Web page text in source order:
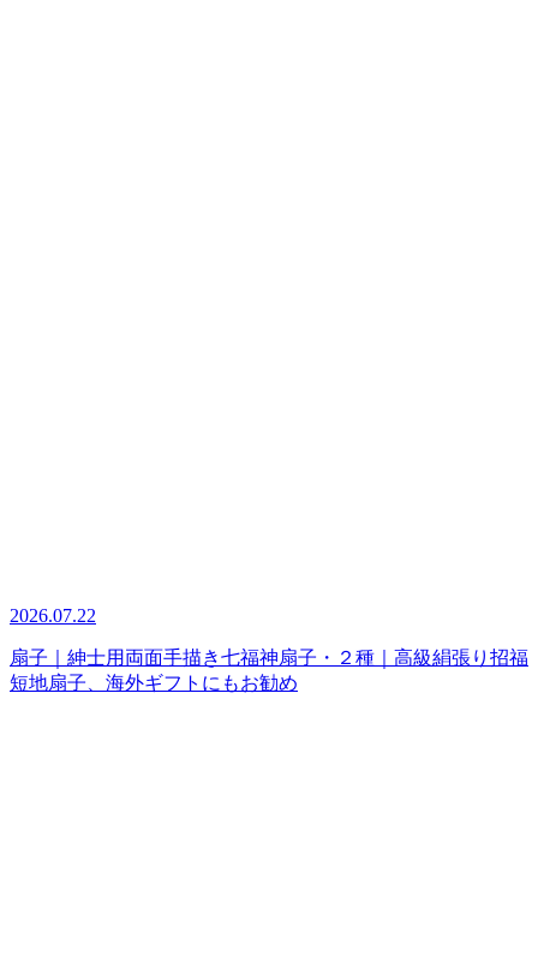
2026.07.22
扇子｜紳士用両面手描き七福神扇子・２種｜高級絹張り招福
短地扇子、海外ギフトにもお勧め